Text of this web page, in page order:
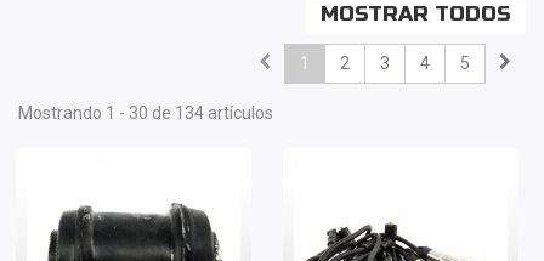
MOSTRAR TODOS
1 2 3 4 5
Mostrando 1 - 30 de 134 artículos